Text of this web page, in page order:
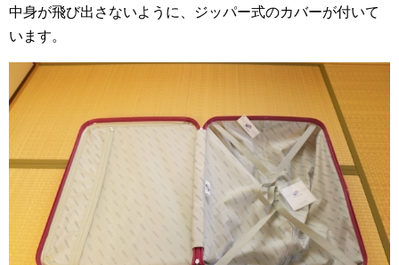
中身が飛び出さないように、ジッパー式のカバーが付いて
います。